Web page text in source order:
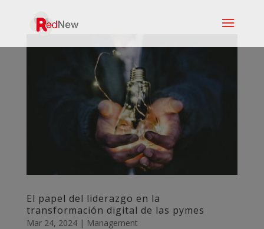
El papel del liderazgo en la
transformación digital de las pymes
Mar 24, 2024| Management